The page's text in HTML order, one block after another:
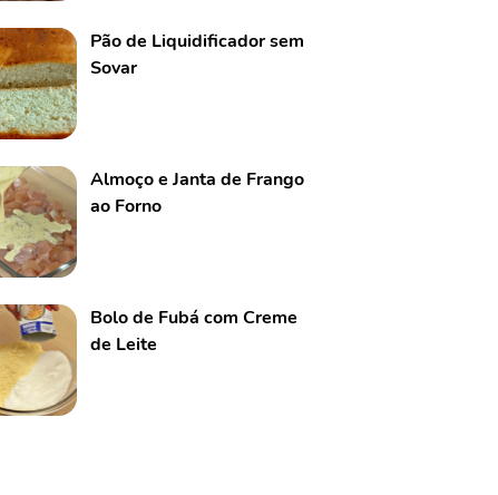
Pão de Liquidificador sem
Sovar
Almoço e Janta de Frango
ao Forno
Bolo de Fubá com Creme
de Leite